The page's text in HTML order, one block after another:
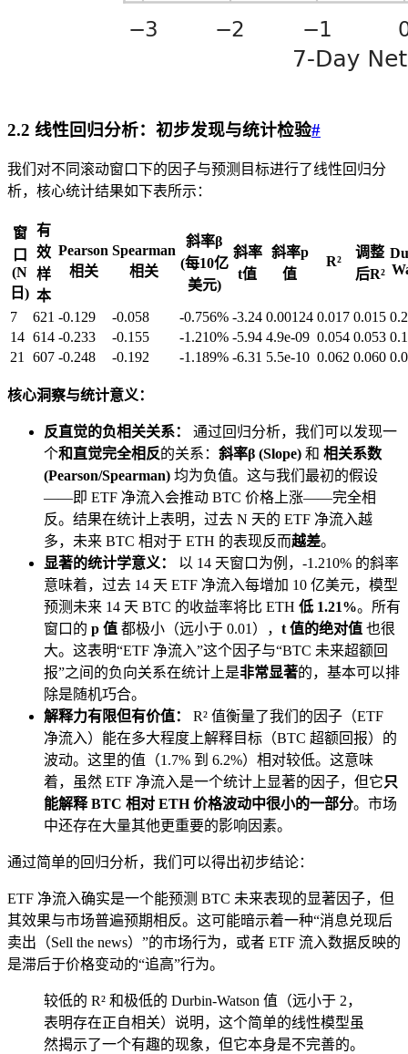
2.2 线性回归分析：初步发现与统计检验#
我们对不同滚动窗口下的因子与预测目标进行了线性回归分
析，核心统计结果如下表所示：
窗
口
(N
日)
有
效
样
本
Pearson
相关
Spearman
相关
斜率β
(每10亿
美元)
斜率
t值
斜率p
值
R²
调整
后R²
7 621 -0.129 -0.058 -0.756% -3.24 0.00124 0.017 0.015
14 614 -0.233 -0.155 -1.210% -5.94 4.9e-09 0.054 0.053
21
607 -0.248 -0.192 -1.189% -6.31 5.5e-10 0.062 0.060
核心洞察与统计意义：
反直觉的负相关关系：
通过回归分析，我们可以发现一
个和直觉完全相反的关系： 斜率β (Slope) 和 相关系数
(Pearson/Spearman) 均为负值。这与我们最初的假设
——即 ETF 净流入会推动 BTC 价格上涨——完全相
反。结果在统计上表明，过去 N 天的 ETF 净流入越
多，未来 BTC 相对于 ETH 的表现反而越差。
显著的统计学意义：
以 14 天窗口为例，-1.210% 的斜率
意味着，过去 14 天 ETF 净流入每增加 10 亿美元，模型
预测未来 14 天 BTC 的收益率将比 ETH 低 1.21%。所有
窗口的 p 值 都极小（远小于 0.01）， t 值的绝对值 也很
大。这表明“ETF 净流入”这个因子与“BTC 未来超额回
报”之间的负向关系在统计上是非常显著的，基本可以排
除是随机巧合。
解释力有限但有价值：
R² 值衡量了我们的因子（ETF
净流入）能在多大程度上解释目标（BTC 超额回报）的
波动。这里的值（1.7% 到 6.2%）相对较低。这意味
着，虽然 ETF 净流入是一个统计上显著的因子，但它只
能解释 BTC 相对 ETH 价格波动中很小的一部分。市场
中还存在大量其他更重要的影响因素。
通过简单的回归分析，我们可以得出初步结论：
ETF 净流入确实是一个能预测 BTC 未来表现的显著因子，但
其效果与市场普遍预期相反。这可能暗示着一种“消息兑现后
卖出（Sell the news）”的市场行为，或者 ETF 流入数据反映的
是滞后于价格变动的“追高”行为。
较低的 R² 和极低的 Durbin-Watson 值（远小于 2，
表明存在正自相关）说明，这个简单的线性模型虽
然揭示了一个有趣的现象，但它本身是不完善的。